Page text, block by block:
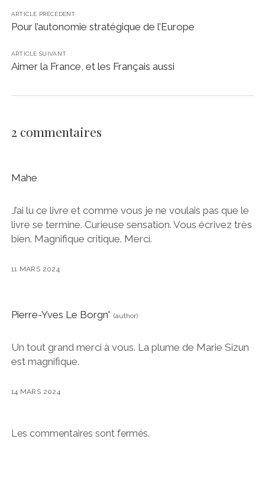
ARTICLE PRÉCÉDENT
Pour l’autonomie stratégique de l’Europe
ARTICLE SUIVANT
Aimer la France, et les Français aussi
2 commentaires
Mahe
J’ai lu ce livre et comme vous je ne voulais pas que le
livre se termine. Curieuse sensation. Vous écrivez très
bien. Magnifique critique. Merci.
11 MARS 2024
Pierre-Yves Le Borgn'
Un tout grand merci à vous. La plume de Marie Sizun
est magnifique.
14 MARS 2024
Les commentaires sont fermés.